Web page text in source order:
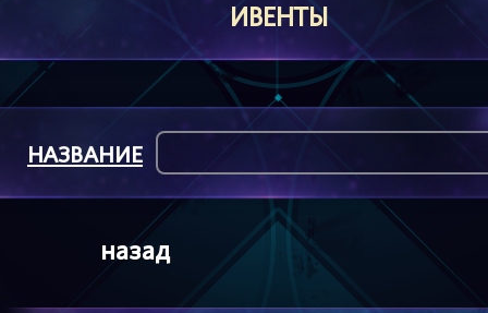
ИВЕНТЫ
назад
НАЗВАНИЕ